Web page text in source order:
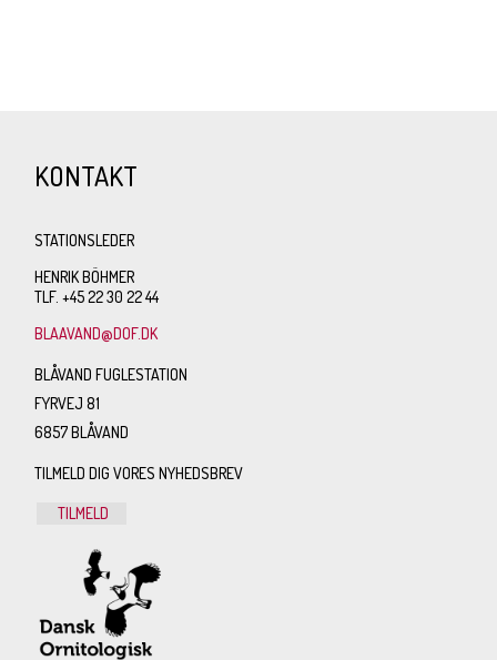
KONTAKT
STATIONSLEDER
HENRIK BÖHMER
TLF. +45 22 30 22 44
BLAAVAND@DOF.DK
BLÅVAND FUGLESTATION
FYRVEJ 81
6857 BLÅVAND
TILMELD DIG VORES NYHEDSBREV
TILMELD